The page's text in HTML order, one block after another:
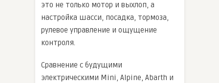
это не только мотор и выхлоп, а
настройка шасси, посадка, тормоза,
рулевое управление и ощущение
контроля.
Сравнение с будущими
электрическими Mini, Alpine, Abarth и